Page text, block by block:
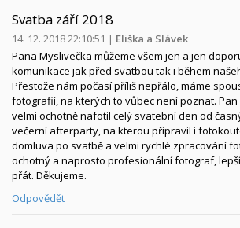
Svatba září 2018
14. 12. 2018 22:10:51 | Eliška a Slávek
Pana Myslivečka můžeme všem jen a jen
komunikace jak před svatbou tak i během
Přestože nám počasí příliš nepřálo, máme
fotografií, na kterých to vůbec není poznat.
velmi ochotně nafotil celý svatební den od
večerní afterparty, na kterou připravil i
domluva po svatbě a velmi rychlé zpracování
ochotný a naprosto profesionální fotograf,
přát. Děkujeme.
Odpovědět